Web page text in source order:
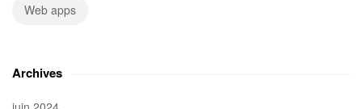
Web apps
Archives